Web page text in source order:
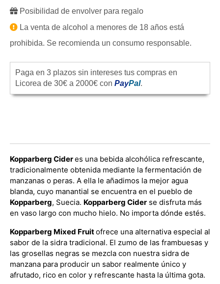
Posibilidad de envolver para regalo
La venta de alcohol a menores de 18 años está
prohibida. Se recomienda un consumo responsable.
Paga en 3 plazos sin intereses tus compras en
Licorea de 30€ a 2000€ con PayPal.
Kopparberg Cideres una bebida alcohólica refrescante,
tradicionalmente obtenida mediante la fermentación de
manzanas o peras. A ella le añadimos la mejor agua
blanda, cuyo manantial se encuentra en el pueblo de
Kopparberg, Suecia. Kopparberg Cider se disfruta más
en vaso largo con mucho hielo. No importa dónde estés.
Kopparberg Mixed Fruitofrece una alternativa especial al
sabor de la sidra tradicional. El zumo de las frambuesas y
las grosellas negras se mezcla con nuestra sidra de
manzana para producir un sabor realmente único y
afrutado, rico en color y refrescante hasta la última gota.